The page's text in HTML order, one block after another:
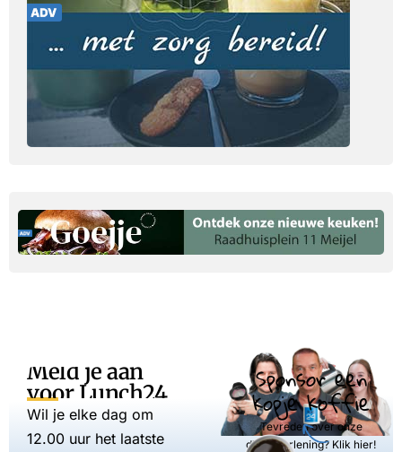
Meld je aan
voor Lunch24
Wil je elke dag om
12.00 uur het laatste
Sponsor een
kopje koffie
Tevreden over onze
dienstverlening? Klik hier!